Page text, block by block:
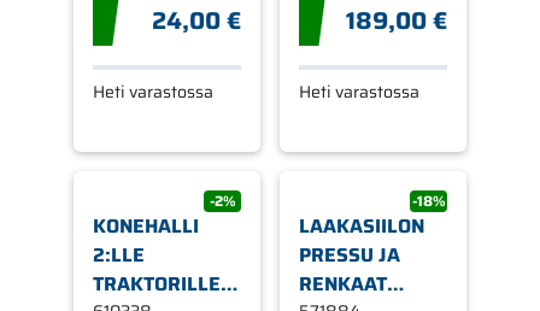
24,00 €
Heti varastossa
189,00 €
Heti varastossa
-2%
KONEHALLI
2:LLE
TRAKTORILLE,
-18%
LAAKASIILON
PRESSU JA
RENKAAT